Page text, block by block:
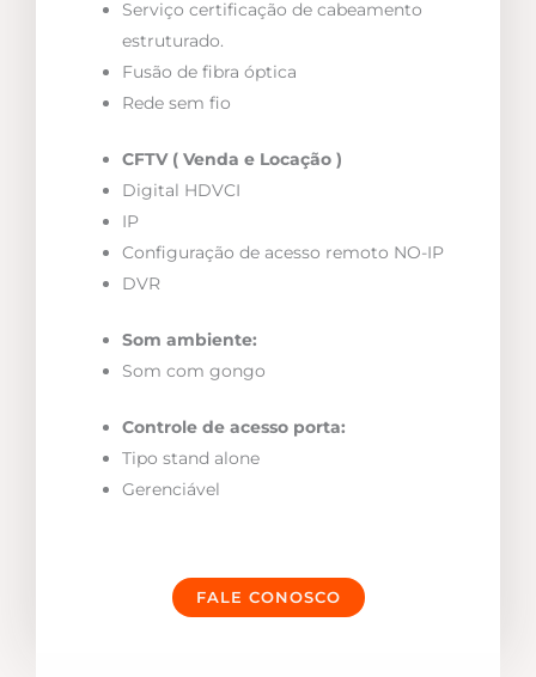
Serviço certificação de cabeamento
estruturado.
Fusão de fibra óptica
Rede sem fio
CFTV ( Venda e Locação )
Digital HDVCI
IP
Configuração de acesso remoto NO-IP
DVR
Som ambiente:
Som com gongo
Controle de acesso porta:
Tipo stand alone
Gerenciável
FALE CONOSCO